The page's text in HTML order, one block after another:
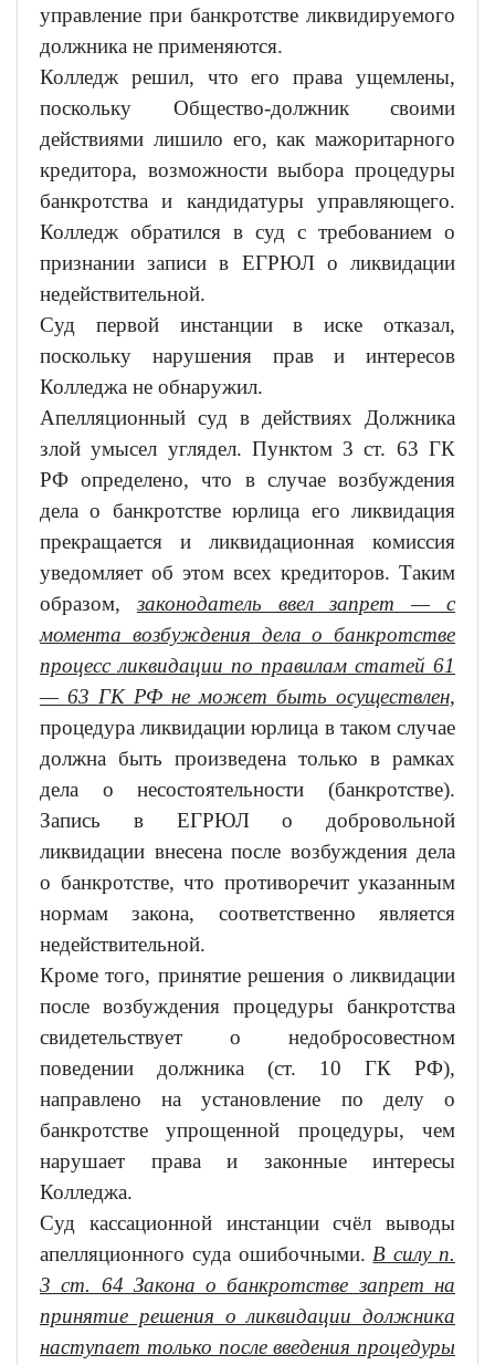
управление при банкротстве ликвидируемого
должника не применяются.
Колледж решил, что его права ущемлены,
поскольку Общество-должник своими
действиями лишило его, как мажоритарного
кредитора, возможности выбора процедуры
банкротства и кандидатуры управляющего.
Колледж обратился в суд с требованием о
признании записи в ЕГРЮЛ о ликвидации
недействительной.
Суд первой инстанции в иске отказал,
поскольку нарушения прав и интересов
Колледжа не обнаружил.
Апелляционный суд в действиях Должника
злой умысел углядел. Пунктом 3 ст. 63 ГК
РФ определено, что в случае возбуждения
дела о банкротстве юрлица его ликвидация
прекращается и ликвидационная комиссия
уведомляет об этом всех кредиторов. Таким
образом,законодатель ввел запрет — с
момента возбуждения дела о банкротстве
процесс ликвидации по правилам статей 61
— 63 ГК РФ не может быть осуществлен,
процедура ликвидации юрлица в таком случае
должна быть произведена только в рамках
дела о несостоятельности (банкротстве).
Запись в ЕГРЮЛ о добровольной
ликвидации внесена после возбуждения дела
о банкротстве, что противоречит указанным
нормам закона, соответственно является
недействительной.
Кроме того, принятие решения о ликвидации
после возбуждения процедуры банкротства
свидетельствует о недобросовестном
поведении должника (ст. 10 ГК РФ),
направлено на установление по делу о
банкротстве упрощенной процедуры, чем
нарушает права и законные интересы
Колледжа.
Суд кассационной инстанции счёл выводы
апелляционного суда ошибочными. В силу п.
3 ст. 64 Закона о банкротстве запрет на
принятие решения о ликвидации должника
наступает только после введения процедуры